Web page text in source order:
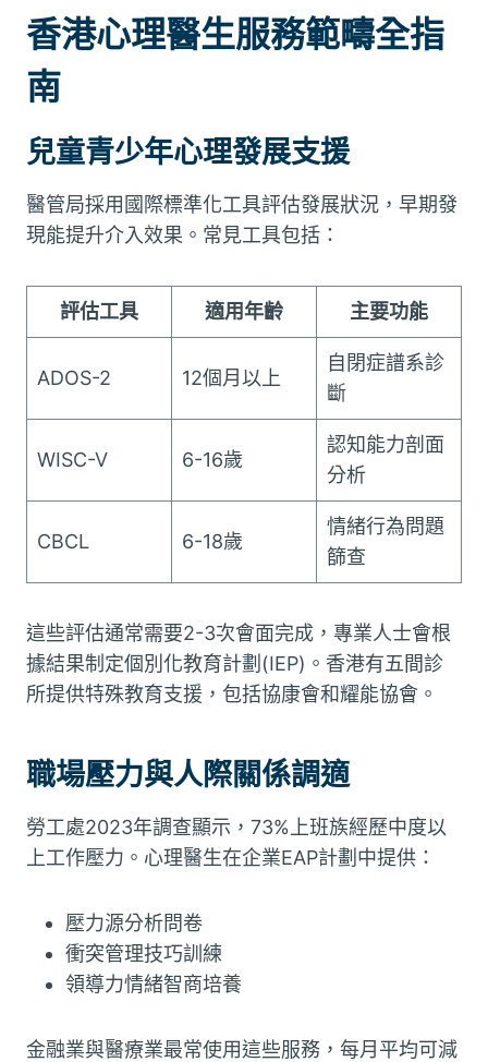
香港心理醫生服務範疇全指
南
兒童青少年心理發展支援
醫管局採用國際標準化工具評估發展狀況，早期發
現能提升介入效果。常見工具包括：
評估工具 適用年齡 主要功能
ADOS-2 12個月以上
自閉症譜系診
斷
WISC-V 6-16歲
認知能力剖面
分析
CBCL 6-18歲
情緒行為問題
篩查
這些評估通常需要2-3次會面完成，專業人士會根
據結果制定個別化教育計劃(IEP)。香港有五間診
所提供特殊教育支援，包括協康會和耀能協會。
職場壓力與人際關係調適
勞工處2023年調查顯示，73%上班族經歷中度以
上工作壓力。心理醫生在企業EAP計劃中提供：
壓力源分析問卷
衝突管理技巧訓練
領導力情緒智商培養
金融業與醫療業最常使用這些服務，每月平均可減